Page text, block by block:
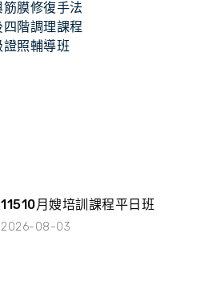
膜修復手法
階調理課程
照輔導班
11510月嫂培訓課程平日班
2026-08-03